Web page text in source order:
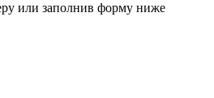
или заполнив форму ниже